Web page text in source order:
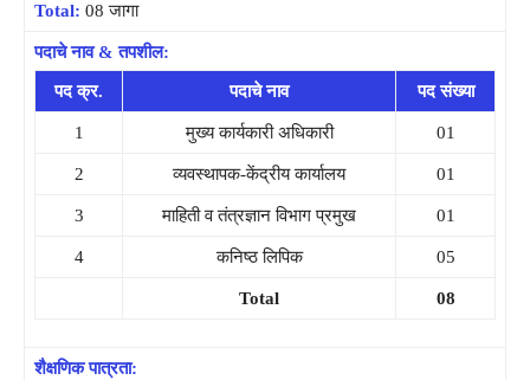
Total: 08 जागा
पदाचे नाव & तपशील:
पद क्र. पदाचे नाव पद संख्या
1 मुख्य कार्यकारी अधिकारी 01
2 व्यवस्थापक-केंद्रीय कार्यालय 01
3 माहिती व तंत्रज्ञान विभाग प्रमुख 01
4 कनिष्ठ लिपिक 05
Total 08
शैक्षणिक पात्रता: